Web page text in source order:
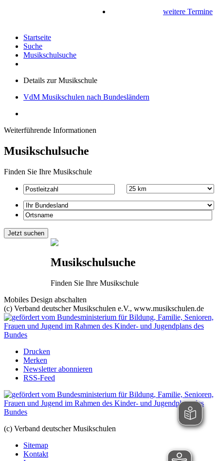
weitere Termine
Startseite
Suche
Musikschulsuche
Details zur Musikschule
VdM Musikschulen nach Bundesländern
Weiterführende Informationen
Musikschulsuche
Finden Sie Ihre Musikschule
Musikschulsuche
Finden Sie Ihre Musikschule
Mobiles Design abschalten
(c) Verband deutscher Musikschulen e.V., www.musikschulen.de
Drucken
Merken
Newsletter abonnieren
RSS-Feed
(c) Verband deutscher Musikschulen
Sitemap
Kontakt